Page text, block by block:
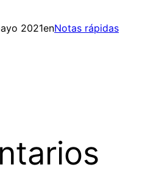
2021enNotas rápidas